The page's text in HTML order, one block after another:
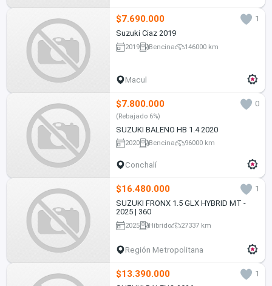
$7.690.000
1
Suzuki Ciaz 2019
2019 Bencina 146000 km
Macul
$7.800.000 0
(Rebajado 6%)
SUZUKI BALENO HB 1.4 2020
2020 Bencina 96000 km
Conchalí
$16.480.000
1
SUZUKI FRONX 1.5 GLX HYBRID MT -
2025 | 360
2025 Híbrido 27337 km
Región Metropolitana
$13.390.000
1